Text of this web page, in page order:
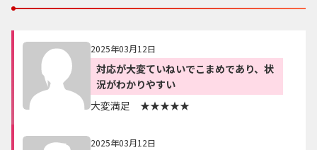
2025年03月12日
対応が大変ていねいでこまめであり、状
況がわかりやすい
大変満足 ★★★★★
2025年03月12日